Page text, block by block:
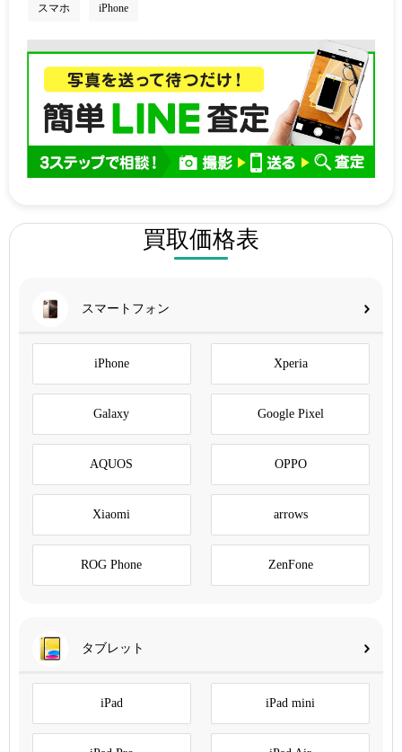
スマホ iPhone
買取価格表
スマートフォン
iPhone Xperia
Galaxy Google Pixel
AQUOS OPPO
Xiaomi arrows
ROG Phone ZenFone
タブレット
iPad iPad mini